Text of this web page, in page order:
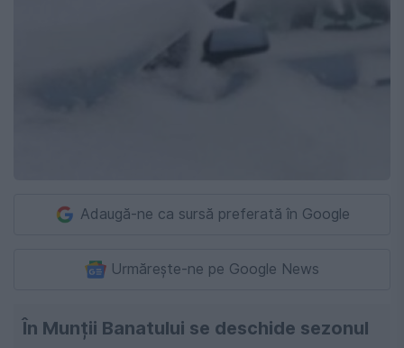
Adaugă-ne ca sursă preferată în Google
Urmărește-ne pe Google News
În Munții Banatului se deschide sezonul